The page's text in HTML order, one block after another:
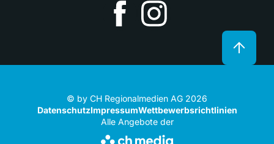
© by CH Regionalmedien AG 2026
DatenschutzImpressumWettbewerbsrichtlinien
Alle Angebote der